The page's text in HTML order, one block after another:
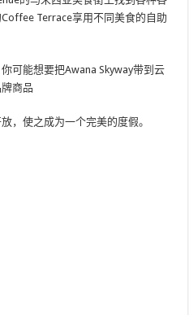
Terrace享用不同美食的自助
可能想要把Awana Skyway带到云
商品
，使之成为一个完美的度假。